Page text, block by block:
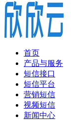
首页
产品与服务
短信接口
短信平台
营销短信
视频短信
新闻中心